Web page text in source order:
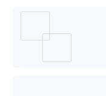
系统